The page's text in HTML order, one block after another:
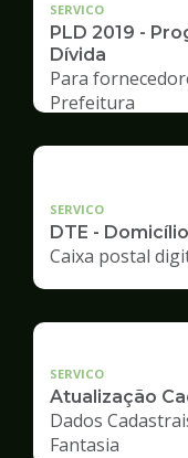
SERVICO
PLD 2019 -
Dívida
Para
Prefeitura
SERVICO
DTE -
Caixa postal
SERVICO
Atualização
Dados
Fantasia